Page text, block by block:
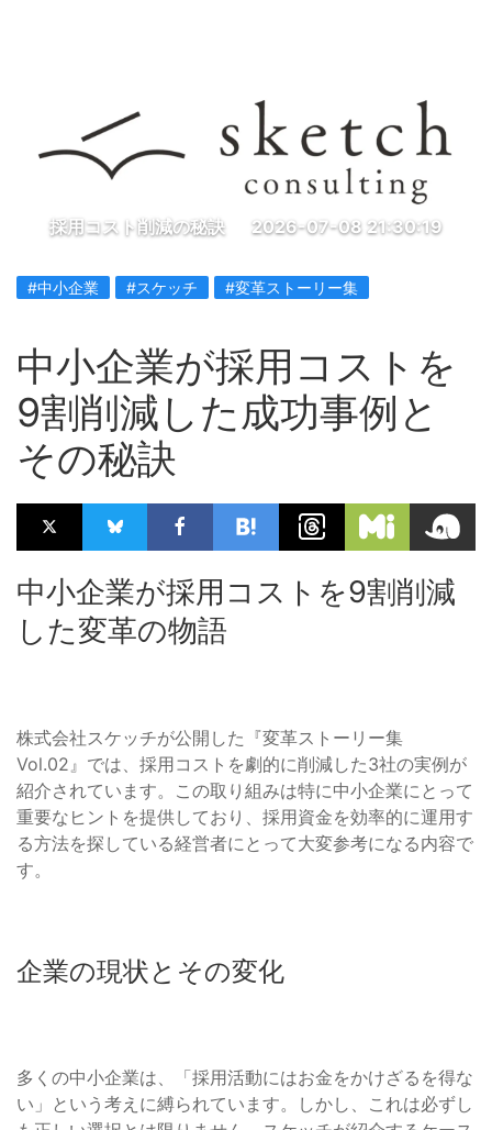
採用コスト削減の秘訣 2026-07-08 21:30:19
#中小企業 #スケッチ #変革ストーリー集
中小企業が採用コストを
9割削減した成功事例と
その秘訣
中小企業が採用コストを9割削減
した変革の物語
株式会社スケッチが公開した『変革ストーリー集
Vol.02』では、採用コストを劇的に削減した3社の実例が
紹介されています。この取り組みは特に中小企業にとって
重要なヒントを提供しており、採用資金を効率的に運用す
る方法を探している経営者にとって大変参考になる内容で
す。
企業の現状とその変化
多くの中小企業は、「採用活動にはお金をかけざるを得な
い」という考えに縛られています。しかし、これは必ずし